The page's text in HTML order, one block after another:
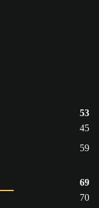
53
45
59
69
70